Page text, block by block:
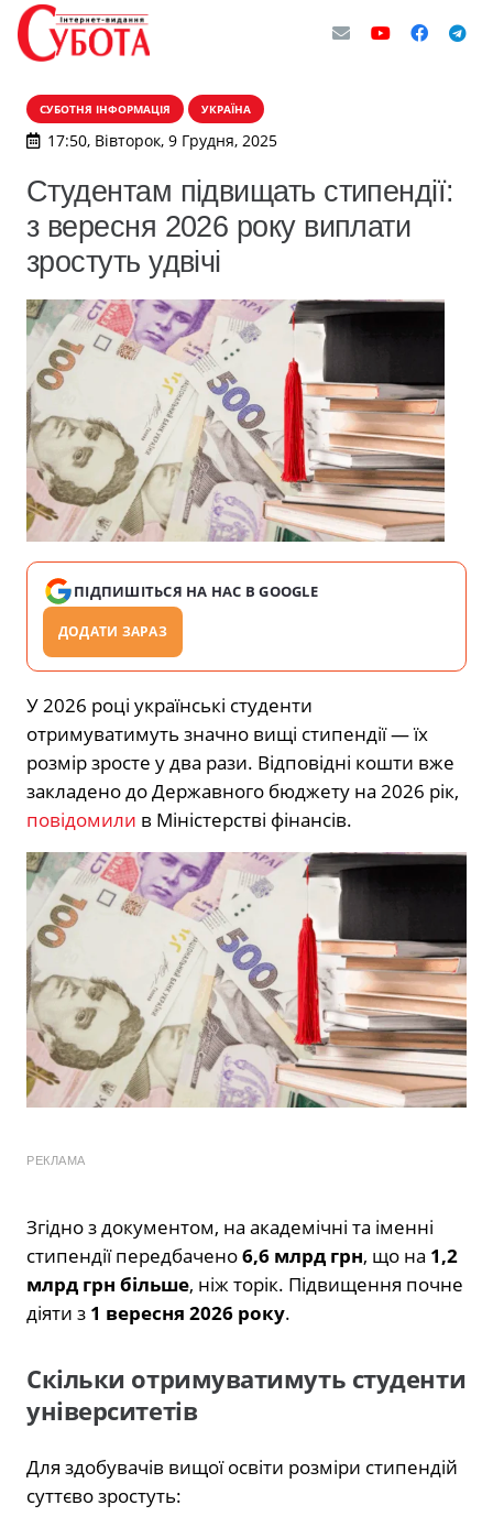
СУБОТНЯ ІНФОРМАЦІЯ УКРАЇНА
17:50, Вівторок, 9 Грудня, 2025
Студентам підвищать стипендії:
з вересня 2026 року виплати
зростуть удвічі
ПІДПИШІТЬСЯ НА НАС В GOOGLE
ДОДАТИ ЗАРАЗ
У 2026 році українські студенти
отримуватимуть значно вищі стипендії — їх
розмір зросте у два рази. Відповідні кошти вже
закладено до Державного бюджету на 2026 рік,
повідомили в Міністерстві фінансів.
РЕКЛАМА
Згідно з документом, на академічні та іменні
стипендії передбачено6,6 млрд грн, що на 1,2
млрд грн більше, ніж торік. Підвищення почне
діяти з 1 вересня 2026 року.
Скільки отримуватимуть студенти
університетів
Для здобувачів вищої освіти розміри стипендій
суттєво зростуть: